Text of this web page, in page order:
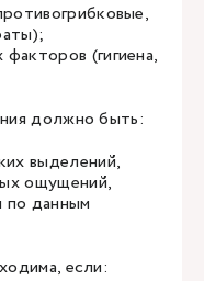
(гигиена,
должно быть:
выделений,
ощущений,
по данным
если: